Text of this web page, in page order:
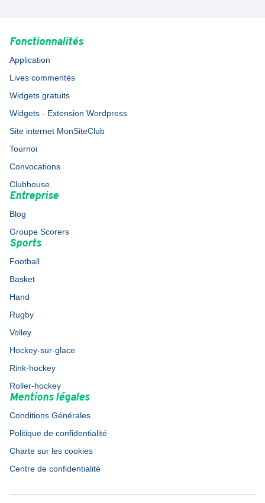
Fonctionnalités
Application
Lives commentés
Widgets gratuits
Widgets - Extension Wordpress
Site internet MonSiteClub
Tournoi
Convocations
Clubhouse
Entreprise
Blog
Groupe Scorers
Sports
Football
Basket
Hand
Rugby
Volley
Hockey-sur-glace
Rink-hockey
Roller-hockey
Mentions légales
Conditions Générales
Politique de confidentialité
Charte sur les cookies
Centre de confidentialité